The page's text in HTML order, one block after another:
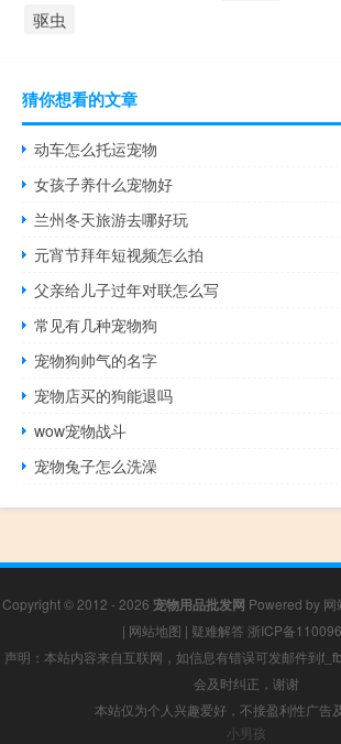
驱虫
猜你想看的文章
动车怎么托运宠物
女孩子养什么宠物好
兰州冬天旅游去哪好玩
元宵节拜年短视频怎么拍
父亲给儿子过年对联怎么写
常见有几种宠物狗
宠物狗帅气的名字
宠物店买的狗能退吗
wow宠物战斗
宠物兔子怎么洗澡
Copyright © 2012 - 2026 宠物用品批发网 Powered by 网
| 网站地图 | 疑难解答 浙ICP备
声明：本站内容来自互联网，如信息有错误可发邮件到
会及时纠正，谢谢
本站仅为个人兴趣爱好，不接盈利性广告
小男孩